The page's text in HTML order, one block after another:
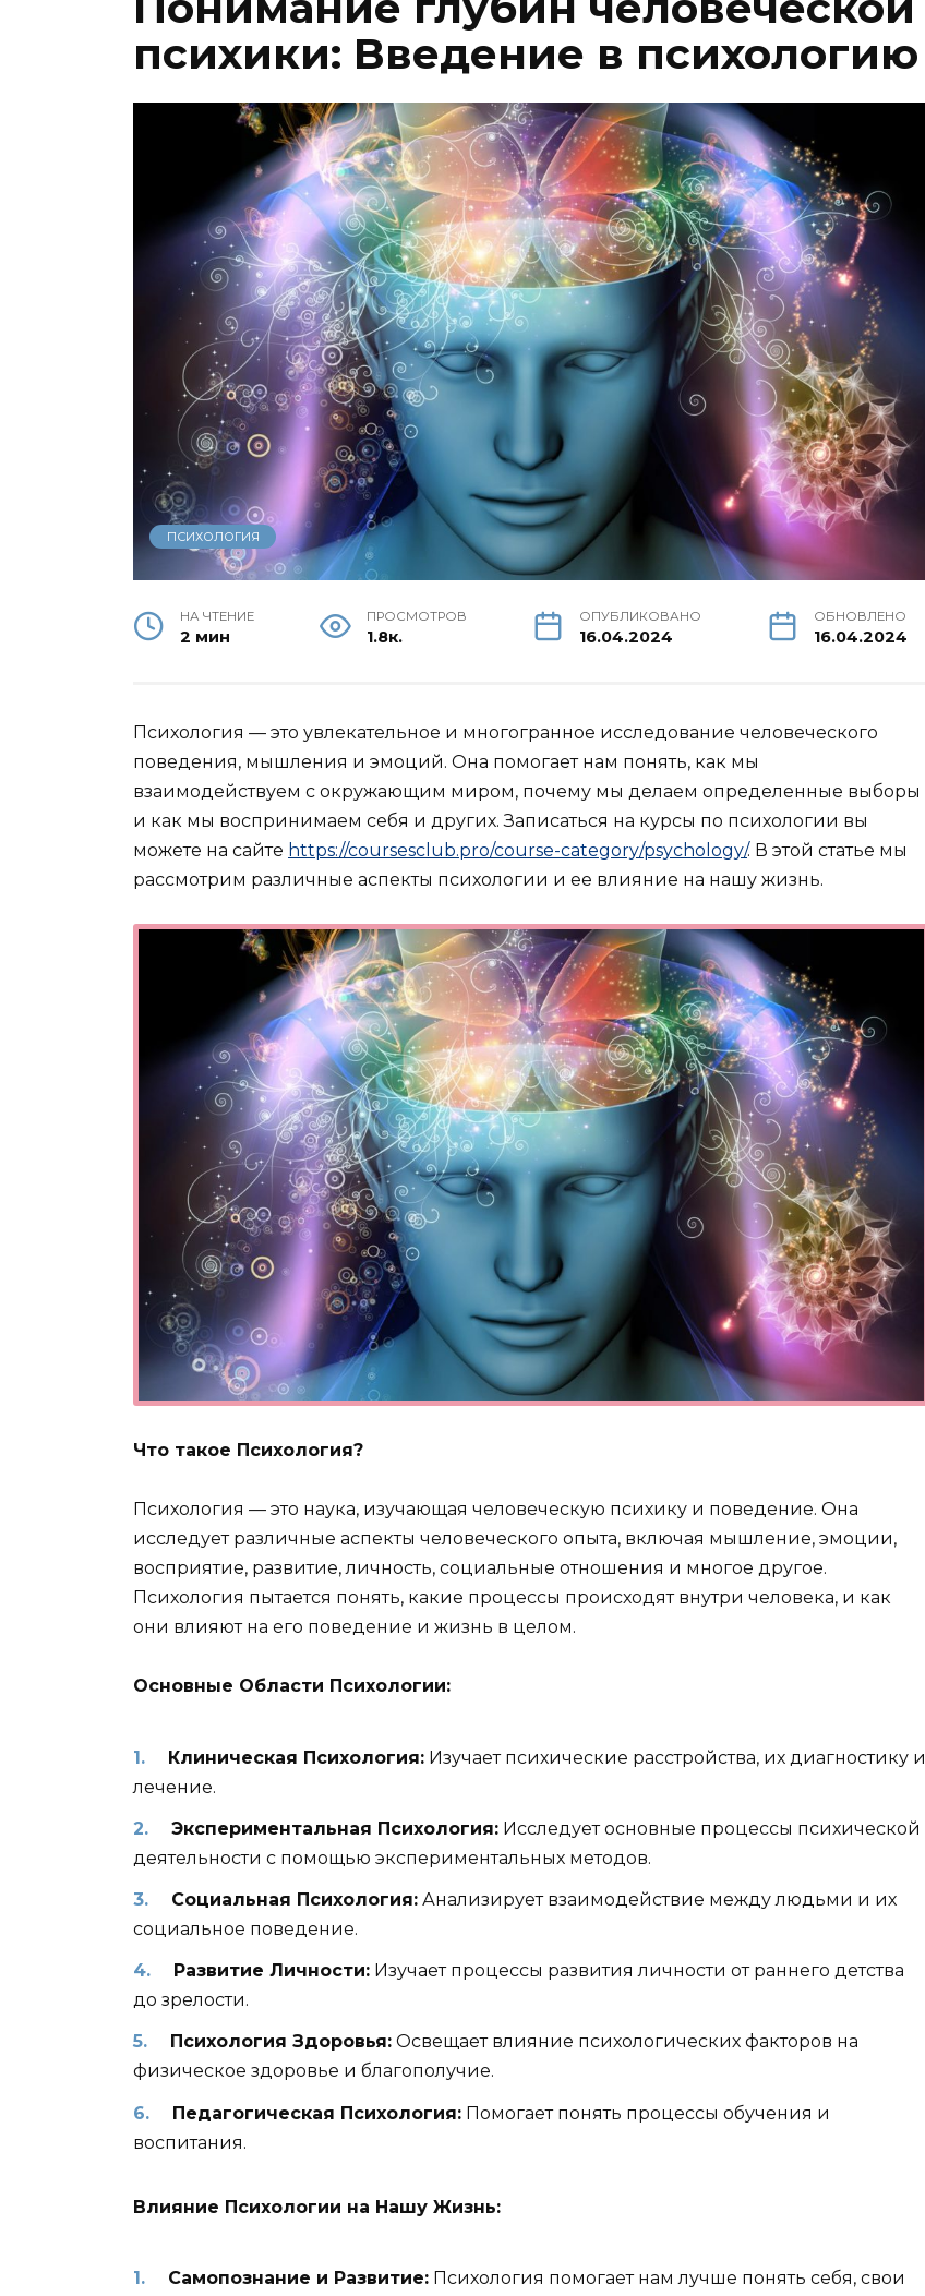
психики: Введение в психологию
ПСИХОЛОГИЯ
НА ЧТЕНИЕ
2 мин
ПРОСМОТРОВ
1.8к.
ОПУБЛИКОВАНО
16.04.2024
ОБНОВЛЕНО
16.04.2024
Психология — это увлекательное и многогранное исследование человеческого
поведения, мышления и эмоций. Она помогает нам понять, как мы
взаимодействуем с окружающим миром, почему мы делаем определенные выборы
и как мы воспринимаем себя и других. Записаться на курсы по психологии вы
можете на сайте https://coursesclub.pro/course-category/psychology/. В этой статье мы
рассмотрим различные аспекты психологии и ее влияние на нашу жизнь.
Что такое Психология?
Психология — это наука, изучающая человеческую психику и поведение. Она
исследует различные аспекты человеческого опыта, включая мышление, эмоции,
восприятие, развитие, личность, социальные отношения и многое другое.
Психология пытается понять, какие процессы происходят внутри человека, и как
они влияют на его поведение и жизнь в целом.
Основные Области Психологии:
Клиническая Психология:Изучает психические расстройства, их диагностику и
лечение.
Экспериментальная Психология:Исследует основные процессы психической
деятельности с помощью экспериментальных методов.
Социальная Психология:Анализирует взаимодействие между людьми и их
социальное поведение.
Развитие Личности:Изучает процессы развития личности от раннего детства
до зрелости.
Психология Здоровья:Освещает влияние психологических факторов на
физическое здоровье и благополучие.
Педагогическая Психология:Помогает понять процессы обучения и
воспитания.
Влияние Психологии на Нашу Жизнь:
Самопознание и Развитие:Психология помогает нам лучше понять себя, свои